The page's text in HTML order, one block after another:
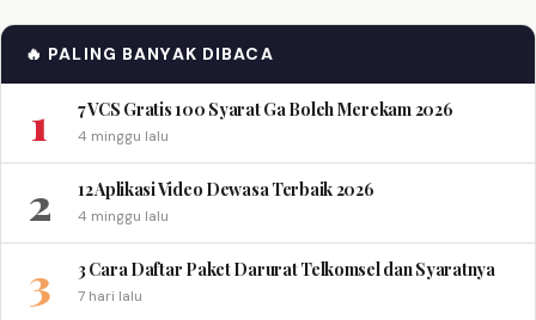
🔥 PALING BANYAK DIBACA
1 7 VCS Gratis 100 Syarat Ga Boleh Merekam 2026
4 minggu lalu
2 12 Aplikasi Video Dewasa Terbaik 2026
4 minggu lalu
3 3 Cara Daftar Paket Darurat Telkomsel dan Syaratnya
7 hari lalu